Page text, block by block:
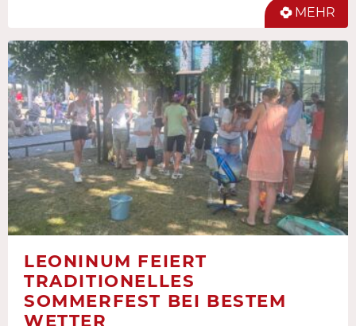
MEHR
LEONINUM FEIERT
TRADITIONELLES
SOMMERFEST BEI BESTEM
WETTER